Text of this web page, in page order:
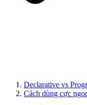
Declarative vs
Cách dùng cực